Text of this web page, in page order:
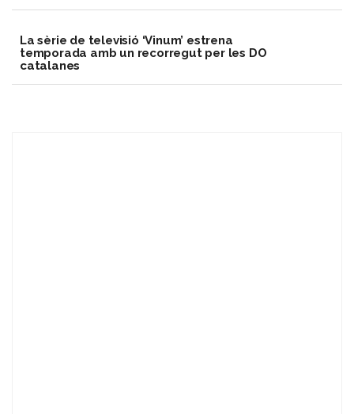
La sèrie de televisió ‘Vinum’ estrena
temporada amb un recorregut per les DO
catalanes